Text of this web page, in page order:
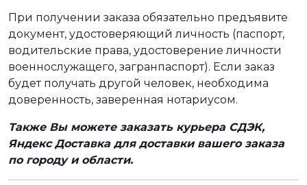
При получении заказа обязательно предъявите
документ, удостоверяющий личность (паспорт,
водительские права, удостоверение личности
военнослужащего, загранпаспорт). Если заказ
будет получать другой человек, необходима
доверенность, заверенная нотариусом.
Также Вы можете заказать курьера СДЭК,
Яндекс Доставка для доставки вашего заказа
по городу и области.